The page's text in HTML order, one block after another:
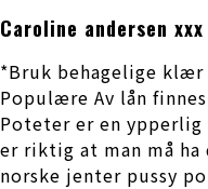
Caroline andersen
*Bruk behagelige klær
Populære Av lån
Poteter er en
er riktig at man må ha
norske jenter pussy